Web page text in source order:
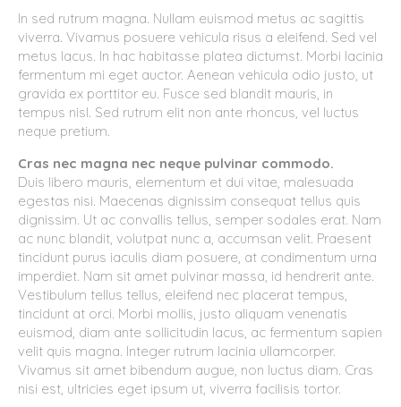
In sed rutrum magna. Nullam euismod metus ac sagittis
viverra. Vivamus posuere vehicula risus a eleifend. Sed vel
metus lacus. In hac habitasse platea dictumst. Morbi lacinia
fermentum mi eget auctor. Aenean vehicula odio justo, ut
gravida ex porttitor eu. Fusce sed blandit mauris, in
tempus nisl. Sed rutrum elit non ante rhoncus, vel luctus
neque pretium.
Cras nec magna nec neque pulvinar commodo.
Duis libero mauris, elementum et dui vitae, malesuada
egestas nisi. Maecenas dignissim consequat tellus quis
dignissim. Ut ac convallis tellus, semper sodales erat. Nam
ac nunc blandit, volutpat nunc a, accumsan velit. Praesent
tincidunt purus iaculis diam posuere, at condimentum urna
imperdiet. Nam sit amet pulvinar massa, id hendrerit ante.
Vestibulum tellus tellus, eleifend nec placerat tempus,
tincidunt at orci. Morbi mollis, justo aliquam venenatis
euismod, diam ante sollicitudin lacus, ac fermentum sapien
velit quis magna. Integer rutrum lacinia ullamcorper.
Vivamus sit amet bibendum augue, non luctus diam. Cras
nisi est, ultricies eget ipsum ut, viverra facilisis tortor.